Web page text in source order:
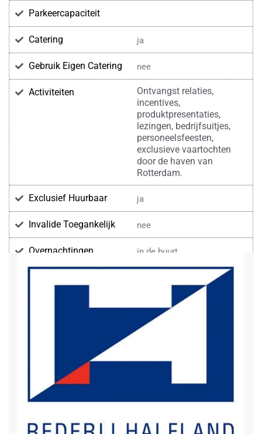
Parkeercapaciteit
Catering ja
Gebruik Eigen Catering nee
Activiteiten
Ontvangst relaties,
incentives,
produktpresentaties,
lezingen, bedrijfsuitjes,
personeelsfeesten,
exclusieve vaartochten
door de haven van
Rotterdam.
Exclusief Huurbaar ja
Invalide Toegankelijk nee
Overnachtingen in de buurt